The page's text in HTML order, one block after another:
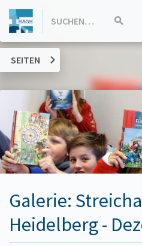
INHALT
Hannah-
Arendt-
Gymnasium
Haßloch
SUCHEN…
Suche
SEITEN
Galerie:
Heidelberg -